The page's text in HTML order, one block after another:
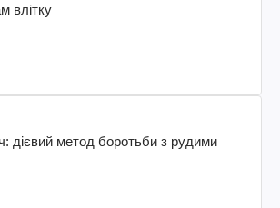
влітку
дієвий метод боротьби з рудими